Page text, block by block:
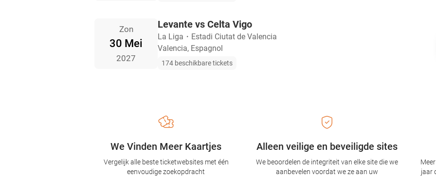
Zon
30 Mei
2027
Levante vs Celta Vigo
La Liga ・ Estadi Ciutat de Valencia
Valencia, Espagnol
174 beschikbare tickets
Alleen veilige en beveiligde sites
We beoordelen de integriteit van elke site die we
aanbevelen voordat we ze aan uw
We Vinden Meer Kaartjes
Vergelijk alle beste ticketwebsites met één
eenvoudige zoekopdracht
jaar